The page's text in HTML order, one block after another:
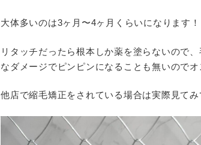
大体多いのは3ヶ月〜4ヶ月くらいになります！
リタッチだったら根本しか薬を塗らないので
なダメージでピンピンになることも無いのでオ
他店で縮毛矯正をされている場合は実際見てみ